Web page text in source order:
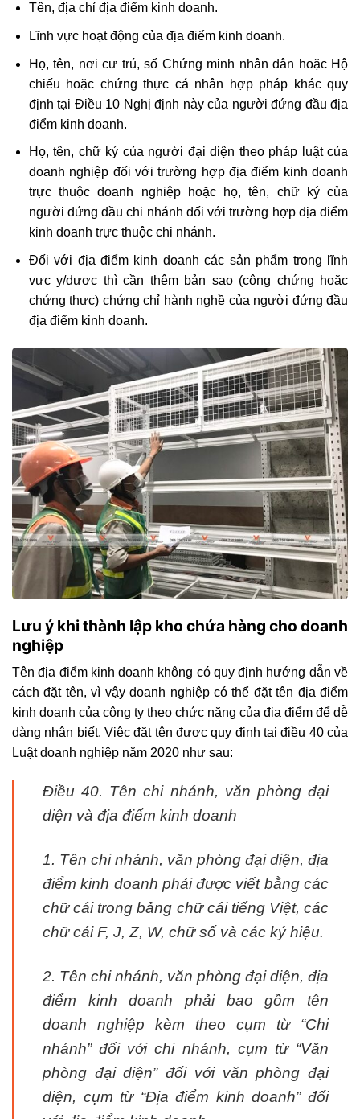
Tên, địa chỉ địa điểm kinh doanh.
Lĩnh vực hoạt động của địa điểm kinh doanh.
Họ, tên, nơi cư trú, số Chứng minh nhân dân hoặc Hộ
chiếu hoặc chứng thực cá nhân hợp pháp khác quy
định tại Điều 10 Nghị định này của người đứng đầu địa
điểm kinh doanh.
Họ, tên, chữ ký của người đại diện theo pháp luật của
doanh nghiệp đối với trường hợp địa điểm kinh doanh
trực thuộc doanh nghiệp hoặc họ, tên, chữ ký của
người đứng đầu chi nhánh đối với trường hợp địa điểm
kinh doanh trực thuộc chi nhánh.
Đối với địa điểm kinh doanh các sản phẩm trong lĩnh
vực y/dược thì cần thêm bản sao (công chứng hoặc
chứng thực) chứng chỉ hành nghề của người đứng đầu
địa điểm kinh doanh.
Lưu ý khi thành lập kho chứa hàng cho doanh
nghiệp
Tên địa điểm kinh doanh không có quy định hướng dẫn về
cách đặt tên, vì vậy doanh nghiệp có thể đặt tên địa điểm
kinh doanh của công ty theo chức năng của địa điểm để dễ
dàng nhận biết. Việc đặt tên được quy định tại điều 40 của
Luật doanh nghiệp năm 2020 như sau:
Điều 40. Tên chi nhánh, văn phòng đại
diện và địa điểm kinh doanh
1. Tên chi nhánh, văn phòng đại diện, địa
điểm kinh doanh phải được viết bằng các
chữ cái trong bảng chữ cái tiếng Việt, các
chữ cái F, J, Z, W, chữ số và các ký hiệu.
2. Tên chi nhánh, văn phòng đại diện, địa
điểm kinh doanh phải bao gồm tên
doanh nghiệp kèm theo cụm từ “Chi
nhánh” đối với chi nhánh, cụm từ “Văn
phòng đại diện” đối với văn phòng đại
diện, cụm từ “Địa điểm kinh doanh” đối